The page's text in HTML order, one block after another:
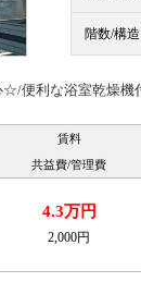
階数/構造
☆/便利な浴室乾燥機
賃料
共益費/管理費
4.3万円
2,000円